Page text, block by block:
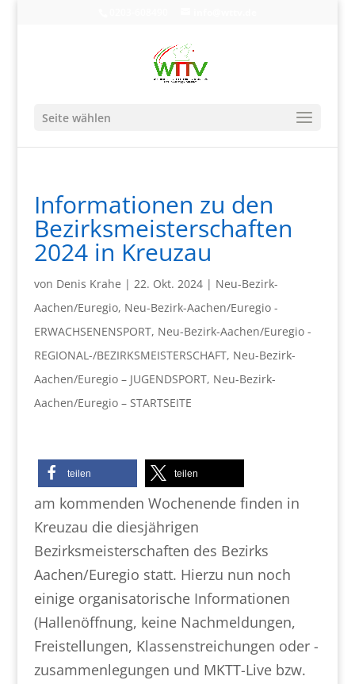
Seite wählen
Informationen zu den
Bezirksmeisterschaften
2024 in Kreuzau
von Denis Krahe | 22. Okt. 2024| Neu-Bezirk-
Aachen/Euregio, Neu-Bezirk-Aachen/Euregio -
ERWACHSENENSPORT, Neu-Bezirk-Aachen/Euregio -
REGIONAL-/BEZIRKSMEISTERSCHAFT, Neu-Bezirk-
Aachen/Euregio – JUGENDSPORT, Neu-Bezirk-
Aachen/Euregio – STARTSEITE
teilen teilen
am kommenden Wochenende finden in
Kreuzau die diesjährigen
Bezirksmeisterschaften des Bezirks
Aachen/Euregio statt. Hierzu nun noch
einige organisatorische Informationen
(Hallenöffnung, keine Nachmeldungen,
Freistellungen, Klassenstreichungen oder -
zusammenlegungen und MKTT-Live bzw.